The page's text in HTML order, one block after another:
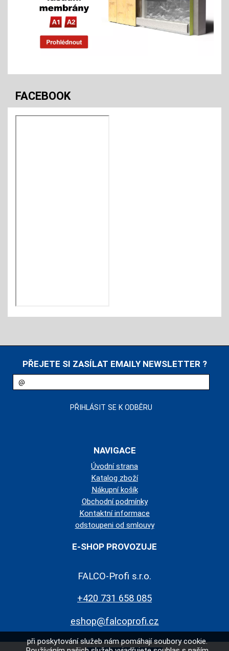
FACEBOOK
PŘEJETE SI ZASÍLAT EMAILY NEWSLETTER ?
NAVIGACE
Úvodní strana
Katalog zboží
Nákupní košík
Obchodní podmínky
Kontaktní informace
odstoupeni od smlouvy
E-SHOP PROVOZUJE
FALCO-Profi s.r.o.
+420 731 658 085
eshop@falcoprofi.cz
při poskytování služeb nám pomáhají soubory cookie.